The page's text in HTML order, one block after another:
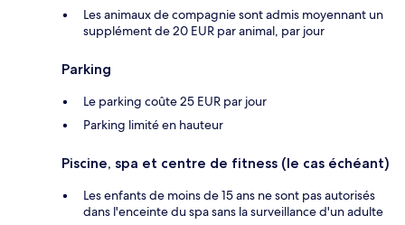
Les animaux de compagnie sont admis moyennant un
supplément de 20 EUR par animal, par jour
Parking
Le parking coûte 25 EUR par jour
Parking limité en hauteur
Piscine, spa et centre de fitness (le cas échéant)
Les enfants de moins de 15 ans ne sont pas autorisés
dans l'enceinte du spa sans la surveillance d'un adulte